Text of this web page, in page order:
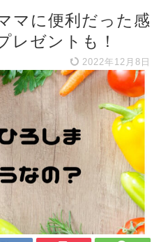
マに便利だった感
レゼントも！
2022年12月8日